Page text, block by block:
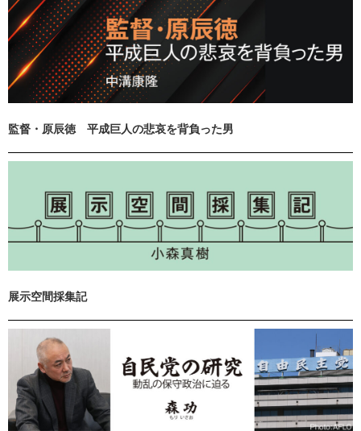
監督・原辰徳 平成巨人の悲哀を背負った男
展示空間採集記